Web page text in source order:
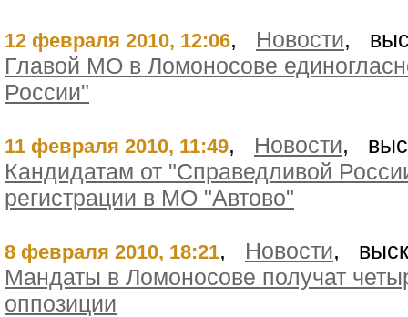
12 февраля 2010, 12:06, Новости,
Главой МО в Ломоносове
России"
11 февраля 2010, 11:49, Новости,
Кандидатам от "Справедливой
регистрации в МО "Автово"
8 февраля 2010, 18:21, Новости,
Мандаты в Ломоносове получат
оппозиции